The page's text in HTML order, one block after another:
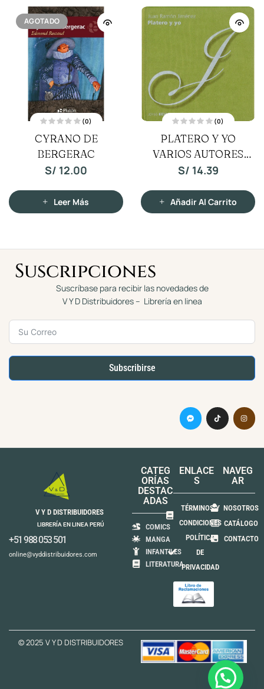
AGOTADO
a
l
o
r
o
0
e
(0)
CYRANO DE
BERGERAC
S/ 12.00
Leer Más
l
o
r
o
0
e
(0)
PLATERO Y YO
VARIOS AUTORES
JOYAS T/D
S/ 14.39
Añadir Al Carrito
Suscripciones
Suscríbase para recibir las novedades de
V Y D Distribuidores – Librería en linea
Subscribirse
V Y D DISTRIBUIDORES
LIBRERÍA EN LINEA PERÚ
+51 988 053 501
online@vyddistribuidores.com
CATEG
ORÍAS
DESTAC
ADAS
COMICS
MANGA
INFANTILES
LITERATURA
ENLACE
S
TÉRMINOS Y
CONDICIONES
POLÍTICA
DE
PRIVACIDAD
NAVEG
AR
NOSOTROS
CATÁLOGO
CONTACTO
© 2025 V Y D DISTRIBUIDORES